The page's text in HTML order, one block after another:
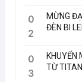
0
2
MỪNG
ĐÈN BI
0
3
KHUYẾN
TỪ TITAN